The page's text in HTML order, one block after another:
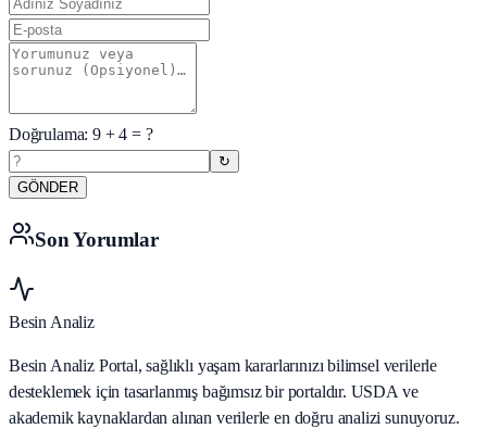
Doğrulama:9+4 = ?
↻
GÖNDER
Son Yorumlar
Besin Analiz
Besin Analiz Portal, sağlıklı yaşam kararlarınızı bilimsel verilerle
desteklemek için tasarlanmış bağımsız bir portaldır. USDA ve
akademik kaynaklardan alınan verilerle en doğru analizi sunuyoruz.